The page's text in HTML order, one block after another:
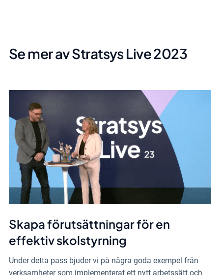
Se mer av Stratsys Live 2023
Skapa förutsättningar för en
effektiv skolstyrning
Under detta pass bjuder vi på några goda exempel från
verksamheter som implementerat ett nytt arbetssätt och